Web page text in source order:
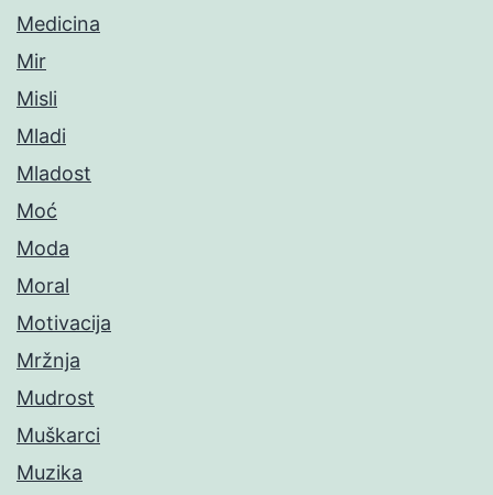
Medicina
Mir
Misli
Mladi
Mladost
Moć
Moda
Moral
Motivacija
Mržnja
Mudrost
Muškarci
Muzika